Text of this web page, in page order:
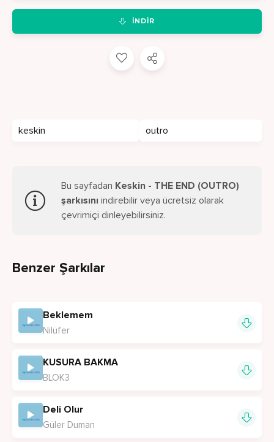
İNDIR
keskin outro
Bu sayfadan Keskin - THE END (OUTRO)
şarkısını indirebilir veya ücretsiz olarak
çevrimiçi dinleyebilirsiniz.
Benzer Şarkılar
Beklemem
Nilüfer
KUSURA BAKMA
BLOK3
Deli Olur
Güler Duman